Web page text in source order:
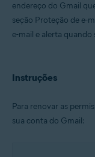
endereço do Gmail
seção Proteção de e-
e-mail e alerta quando
Instruções
Para renovar as
sua conta do Gmail: